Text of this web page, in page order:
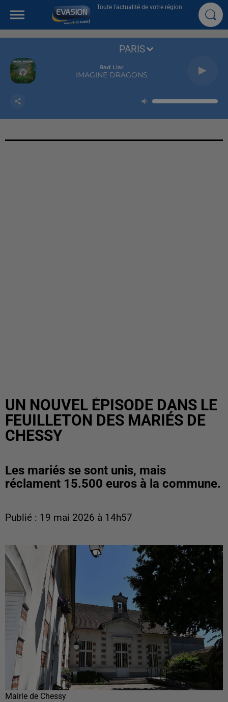
Toute l'actualité de votre région
Bad Liar
IMAGINE DRAGONS
PARIS
UN NOUVEL ÉPISODE DANS LE
FEUILLETON DES MARIÉS DE
CHESSY
Les mariés se sont unis, mais
réclament 15.500 euros à la commune.
Publié : 19 mai 2026 à 14h57
Mairie de Chessy